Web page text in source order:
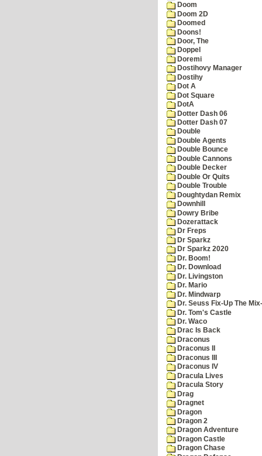
Doom
Doom 2D
Doomed
Doons!
Door, The
Doppel
Doremi
Dostihovy Manager
Dostihy
Dot A
Dot Square
DotA
Dotter Dash 06
Dotter Dash 07
Double
Double Agents
Double Bounce
Double Cannons
Double Decker
Double Or Quits
Double Trouble
Doughtydan Remix
Downhill
Dowry Bribe
Dozerattack
Dr Freps
Dr Sparkz
Dr Sparkz 2020
Dr. Boom!
Dr. Download
Dr. Livingston
Dr. Mario
Dr. Mindwarp
Dr. Seuss Fix-Up The
Dr. Tom's Castle
Dr. Waco
Drac Is Back
Draconus
Draconus II
Draconus III
Draconus IV
Dracula Lives
Dracula Story
Drag
Dragnet
Dragon
Dragon 2
Dragon Adventure
Dragon Castle
Dragon Chase